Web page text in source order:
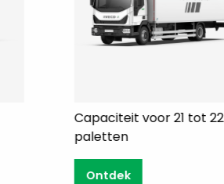
Capaciteit voor 21 tot 22
paletten
Ontdek